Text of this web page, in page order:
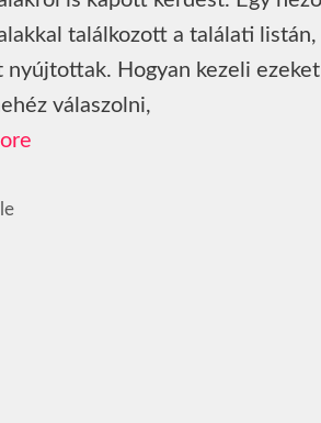
találkozott a találati
nyújtottak. Hogyan kezeli
válaszolni,